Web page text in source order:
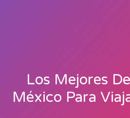
Los Mejores
México Para